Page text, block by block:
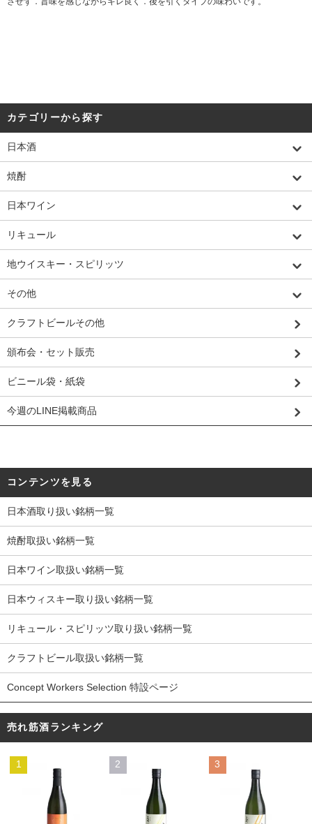
カテゴリーから探す
日本酒
焼酎
日本ワイン
リキュール
地ウイスキー・スピリッツ
その他
クラフトビールその他
頒布会・セット販売
ビニール袋・紙袋
今週のLINE掲載商品
コンテンツを見る
日本酒取り扱い銘柄一覧
焼酎取扱い銘柄一覧
日本ワイン取扱い銘柄一覧
日本ウィスキー取り扱い銘柄一覧
リキュール・スピリッツ取り扱い銘柄一覧
クラフトビール取扱い銘柄一覧
Concept Workers Selection 特設ページ
売れ筋酒ランキング
1 2 3